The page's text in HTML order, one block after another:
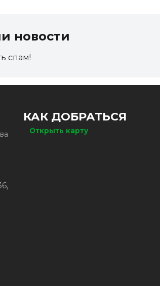
новости
спам!
КАК ДОБРАТЬСЯ
Открыть карту